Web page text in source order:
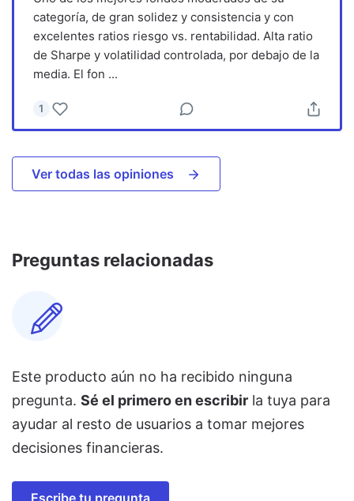
categoría, de gran solidez y consistencia y con
excelentes ratios riesgo vs. rentabilidad. Alta ratio
de Sharpe y volatilidad controlada, por debajo de la
media. El fon ...
1
Ver todas las opiniones
Preguntas relacionadas
Este producto aún no ha recibido ninguna
pregunta. Sé el primero en escribir la tuya para
ayudar al resto de usuarios a tomar mejores
decisiones financieras.
Escribe tu pregunta